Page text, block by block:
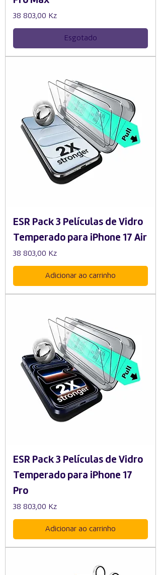
Preço
38 803,00 Kz
Esgotado
ESR Pack 3 Películas de Vidro
Temperado para iPhone 17 Air
Preço
38 803,00 Kz
Adicionar ao carrinho
ESR Pack 3 Películas de Vidro
Temperado para iPhone 17
Pro
Preço
38 803,00 Kz
Adicionar ao carrinho